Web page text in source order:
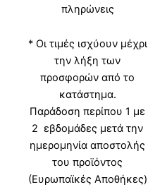
πληρώνεις
* Οι τιμές ισχύουν μέχρι
την λήξη των
προσφορών από το
κατάστημα.
Παράδοση περίπου 1 με
2 εβδομάδες μετά την
ημερομηνία αποστολής
του προϊόντος
(Ευρωπαϊκές Αποθήκες)